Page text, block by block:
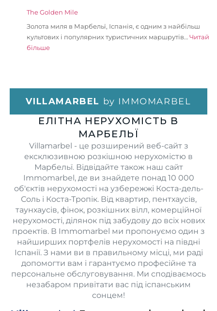
The Golden Mile
Золота миля в Марбельї, Іспанія, є одним з найбільш
культових і популярних туристичних маршрутів… Читай
більше
VILLAMARBEL by IMMOMARBEL
ЕЛІТНА НЕРУХОМІСТЬ В
МАРБЕЛЬЇ
Villamarbel - це розширений веб-сайт з
ексклюзивною розкішною нерухомістю в
Марбельї. Відвідайте також наш сайт
Immomarbel, де ви знайдете понад 10 000
об'єктів нерухомості на узбережжі Коста-дель-
Соль і Коста-Тропік. Від квартир, пентхаусів,
таунхаусів, фінок, розкішних вілл, комерційної
нерухомості, ділянок під забудову до всіх нових
проектів. В Immomarbel ми пропонуємо один з
найширших портфелів нерухомості на півдні
Іспанії. З нами ви в правильному місці, ми раді
допомогти вам і гарантуємо професійне та
персональне обслуговування. Ми сподіваємось
незабаром привітати вас під іспанським
сонцем!